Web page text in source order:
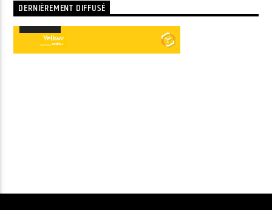
DERNIÈREMENT DIFFUSÉ
Lecteur
audio